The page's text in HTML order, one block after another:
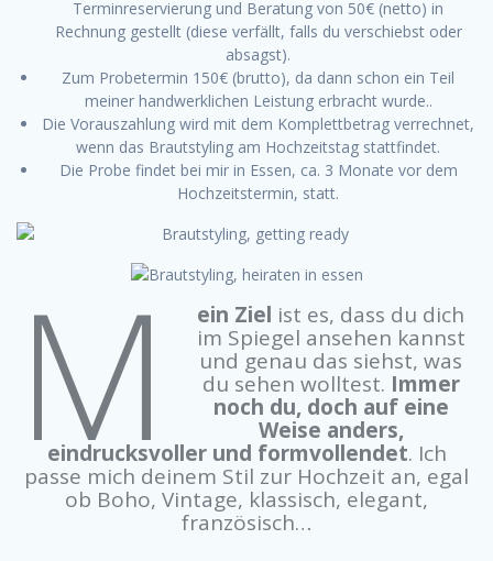
Terminreservierung und Beratung von 50€ (netto) in
Rechnung gestellt (diese verfällt, falls du verschiebst oder
absagst).
Zum Probetermin 150€ (brutto), da dann schon ein Teil
meiner handwerklichen Leistung erbracht wurde..
Die Vorauszahlung wird mit dem Komplettbetrag verrechnet,
wenn das Brautstyling am Hochzeitstag stattfindet.
Die Probe findet bei mir in Essen, ca. 3 Monate vor dem
Hochzeitstermin, statt.
M ein Ziel ist es, dass du dich
im Spiegel ansehen kannst
und genau das siehst, was
du sehen wolltest. Immer
noch du, doch auf eine
Weise anders,
eindrucksvoller und formvollendet. Ich
passe mich deinem Stil zur Hochzeit an, egal
ob Boho, Vintage, klassisch, elegant,
französisch…